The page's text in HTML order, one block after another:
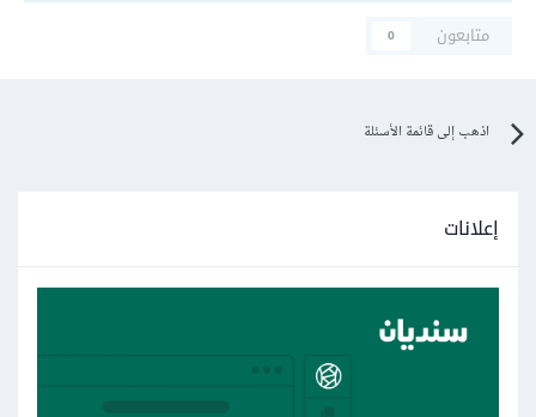
متابعون
0
اذهب إلى قائمة الأسئلة
إعلانات